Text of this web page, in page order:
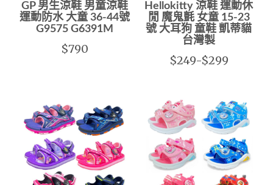
GP 男生涼鞋 男童涼鞋
運動防水 大童 36-44號
G9575 G6391M
$790
Hellokitty 涼鞋 運動休
閒 魔鬼氈 女童 15-23
號 大耳狗 童鞋 凱蒂貓
台灣製
$249-$299